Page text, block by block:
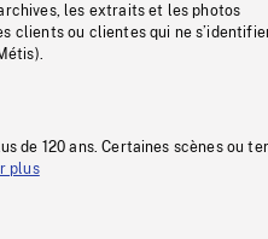
les extraits et les photos
clients ou clientes qui ne
de 120 ans. Certaines scènes ou
plus